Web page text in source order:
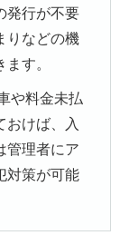
発行が不要
りなどの機
す。
や料金未払
おけば、入
管理者にア
対策が可能